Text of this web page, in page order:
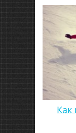
Как